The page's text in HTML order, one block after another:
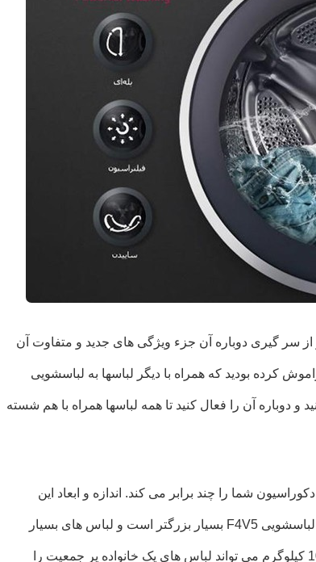
از سر گیری دوباره آن جزء ویژگی های جدید و متفاوت آن
کرده بودید که همراه با دیگر لباسها به لباسشویی
دوباره آن را فعال کنید تا همه لباسها همراه با هم شسته
شما را چند برابر می کند. اندازه و ابعاد این
F4V5 بسیار بزرگتر است و لباس های بسیار
کیلوگرم می تواند لباس های یک خانواده پر جمعیت را